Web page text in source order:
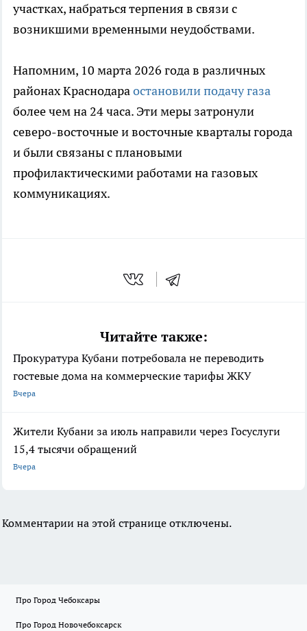
участках, набраться терпения в связи с
возникшими временными неудобствами.
Напомним, 10 марта 2026 года в различных
районах Краснодараостановили подачу газа
более чем на 24 часа. Эти меры затронули
северо-восточные и восточные кварталы города
и были связаны с плановыми
профилактическими работами на газовых
коммуникациях.
Читайте также:
Прокуратура Кубани потребовала не переводить
гостевые дома на коммерческие тарифы ЖКУ
Вчера
Жители Кубани за июль направили через Госуслуги
15,4 тысячи обращений
Вчера
Комментарии на этой странице отключены.
Про Город Чебоксары
Про Город Новочебоксарск